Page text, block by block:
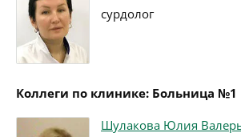
сурдолог
Коллеги по клинике: Больница №1
Шулакова Юлия